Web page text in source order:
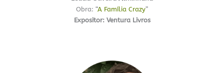
Obra: “A Família Crazy”
Expositor: Ventura Livros